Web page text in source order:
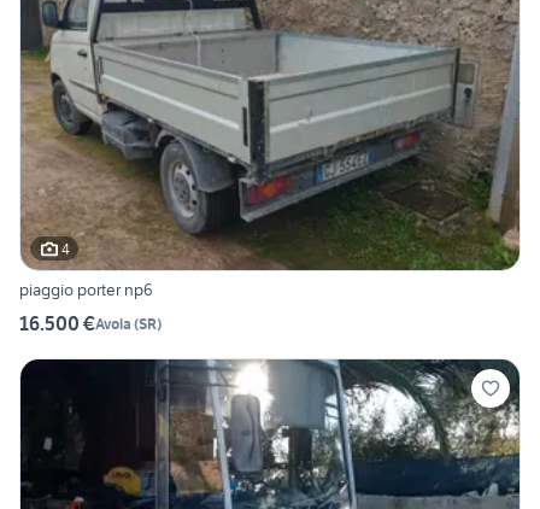
4
piaggio porter np6
16.500 €Avola (SR)